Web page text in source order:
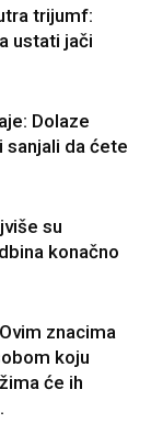
trijumf:
ustati jači
Dolaze
da ćete
su
konačno
znacima
koju
će ih